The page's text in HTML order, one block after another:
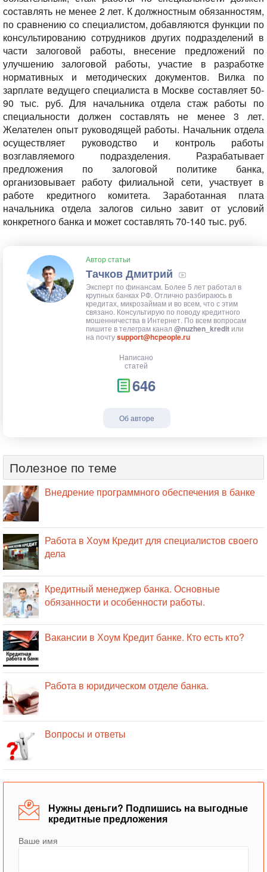
составлять не менее 2 лет. К должностным обязанностям,
по сравнению со специалистом, добавляются функции по
консультированию сотрудников других подразделений в
части залоговой работы, внесение предложений по
улучшению залоговой работы, участие в разработке
нормативных и методических документов. Вилка по
зарплате ведущего специалиста в Москве составляет 50-
90 тыс. руб. Для начальника отдела стаж работы по
специальности должен составлять не менее 3 лет.
Желателен опыт руководящей работы. Начальник отдела
осуществляет руководство и контроль работы
возглавляемого подразделения. Разрабатывает
предложения по залоговой политике банка,
организовывает работу филиальной сети, участвует в
работе кредитного комитета. Заработанная плата
начальника отдела залогов сильно завит от условий
конкретного банка и может составлять 70-140 тыс. руб.
Автор статьи
Тачков Дмитрий
Эксперт по финансам. Более 5 лет работал в
крупных банках РФ. Отлично разбираюсь в
кредитах, микрозаймам и во всем, что с этим
связано. Консультирую по поводу кредитного
мошенничества в Интернет. По всем вопросам
пишите в телеграм канал @nuzhen_kredit или
на почтуsupport@hcpeople.ru
Написано
статей
646
Об авторе
Полезное по теме
Внедрение программного обеспечения в банке
Работа в Хоум Кредит для специалистов своего
дела
Кредитный менеджер банка. Основные
обязанности и особенности работы.
Вакансии в Хоум Кредит банке. Кто есть кто?
Работа в юридическом отделе банка.
Вопросы и ответы
Нужны деньги? Подпишись на выгодные
кредитные предложения
Ваше имя